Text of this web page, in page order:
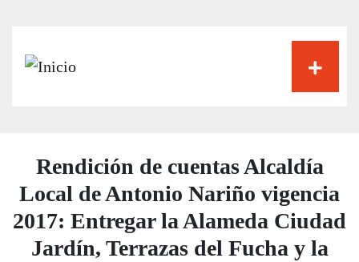
Rendición de cuentas Alcaldía
Local de Antonio Nariño vigencia
2017: Entregar la Alameda Ciudad
Jardín, Terrazas del Fucha y la